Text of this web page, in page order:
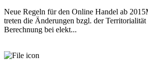
Neue Regeln für den Online Handel ab
treten die Änderungen bzgl. der
Berechnung bei elekt...